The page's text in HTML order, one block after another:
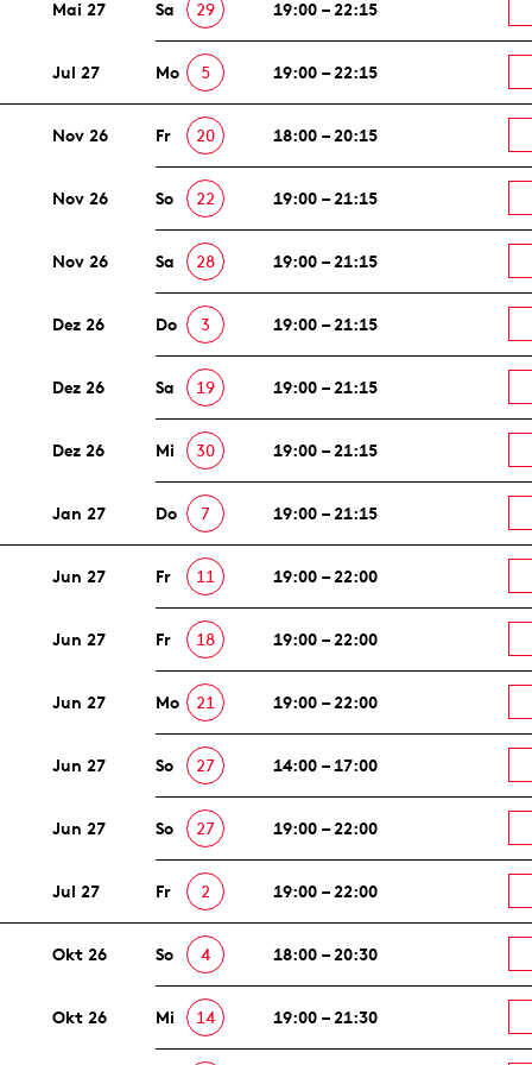
Mai 27 Sa 29 19:00 – 22:15
Jul 27 Mo 5 19:00 – 22:15
Nov 26 Fr 20 18:00 – 20:15
Nov 26 So 22 19:00 – 21:15
Nov 26 Sa 28 19:00 – 21:15
Dez 26 Do 3 19:00 – 21:15
Dez 26 Sa 19 19:00 – 21:15
Dez 26 Mi 30 19:00 – 21:15
Jan 27 Do 7 19:00 – 21:15
Jun 27 Fr 11 19:00 – 22:00
Jun 27 Fr 18 19:00 – 22:00
Jun 27 Mo 21 19:00 – 22:00
Jun 27 So 27 14:00 – 17:00
Jun 27 So 27 19:00 – 22:00
Jul 27 Fr 2 19:00 – 22:00
Okt 26 So 4 18:00 – 20:30
Okt 26 Mi 14 19:00 – 21:30